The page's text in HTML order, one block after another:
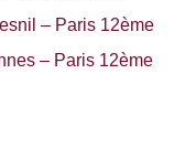
– Paris 12ème
– Paris 12ème